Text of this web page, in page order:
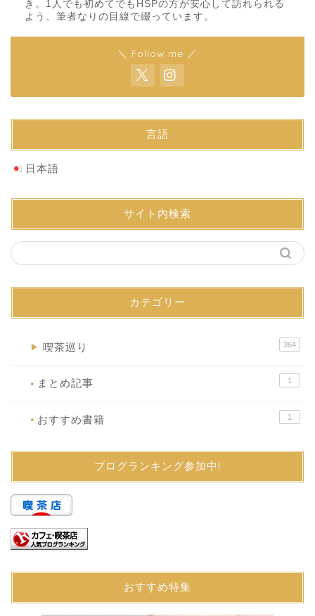
き。1人でも初めてでもHSPの方が安心して訪れられる
よう、筆者なりの目線で綴っています。
＼ Follow me ／
言語
日本語
サイト内検索
カテゴリー
▶ 喫茶巡り 364
● まとめ記事 1
● おすすめ書籍 1
ブログランキング参加中!
おすすめ特集